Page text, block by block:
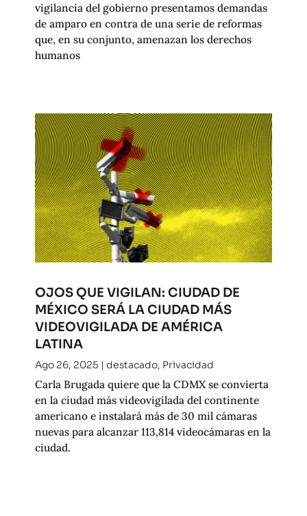
vigilancia del gobierno presentamos demandas
de amparo en contra de una serie de reformas
que, en su conjunto, amenazan los derechos
humanos
OJOS QUE VIGILAN: CIUDAD DE
MÉXICO SERÁ LA CIUDAD MÁS
VIDEOVIGILADA DE AMÉRICA
LATINA
Ago 26, 2025 | destacado, Privacidad
Carla Brugada quiere que la CDMX se convierta
en la ciudad más videovigilada del continente
americano e instalará más de 30 mil cámaras
nuevas para alcanzar 113,814 videocámaras en la
ciudad.